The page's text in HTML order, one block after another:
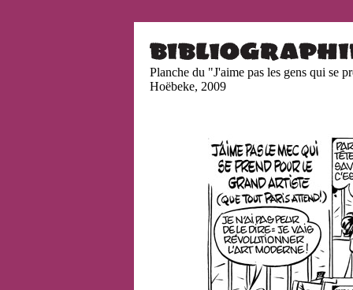
Planche du "J'aime pas les gens qui se
Hoëbeke, 2009